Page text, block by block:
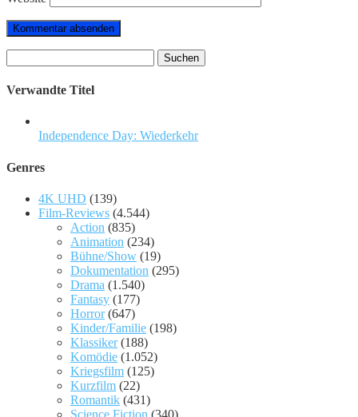
nach:
Verwandte Titel
Independence Day: Wiederkehr
Genres
4K UHD (139)
Film-Reviews (4.544)
Action (835)
Animation (234)
Bühne/Show (19)
Dokumentation (295)
Drama (1.540)
Fantasy (177)
Horror(647)
Kinder/Familie (198)
Klassiker(188)
Komödie (1.052)
Kriegsfilm (125)
Kurzfilm (22)
Romantik (431)
Science Fiction (340)